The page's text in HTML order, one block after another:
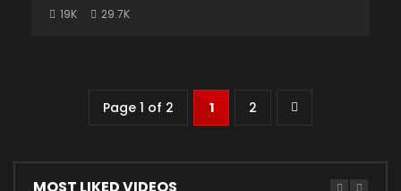
19K 29.7K
Page 1 of 2 1 2